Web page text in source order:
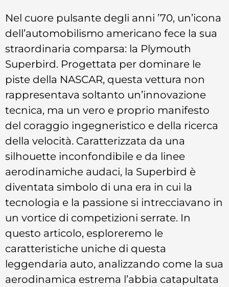
Nel cuore pulsante degli anni ’70, un’icona
dell’automobilismo americano fece la sua
straordinaria comparsa: la Plymouth
Superbird. Progettata per dominare le
piste della NASCAR, questa vettura non
rappresentava soltanto un’innovazione
tecnica, ma un vero e proprio manifesto
del coraggio ingegneristico e della ricerca
della velocità. Caratterizzata da una
silhouette inconfondibile e da linee
aerodinamiche audaci, la Superbird è
diventata simbolo di una era in cui la
tecnologia e la passione si intrecciavano in
un vortice di competizioni serrate. In
questo articolo, esploreremo le
caratteristiche uniche di questa
leggendaria auto, analizzando come la sua
aerodinamica estrema l’abbia catapultata